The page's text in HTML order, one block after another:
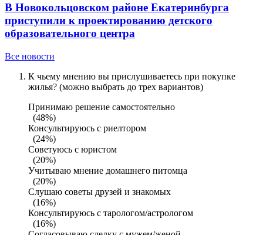
В Новокольцовском районе Екатеринбурга
приступили к проектированию детского
образовательного центра
Все новости
К чьему мнению вы прислушиваетесь при покупке
жилья? (можно выбрать до трех вариантов)
Принимаю решение самостоятельно
(48%)
Консультируюсь с риелтором
(24%)
Советуюсь с юристом
(20%)
Учитываю мнение домашнего питомца
(20%)
Слушаю советы друзей и знакомых
(16%)
Консультируюсь с тарологом/астрологом
(16%)